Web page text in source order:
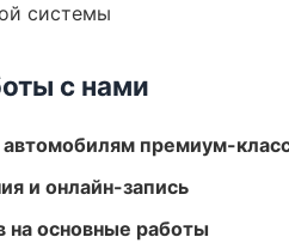
системы
с нами
премиум-
и онлайн-запись
на основные работы